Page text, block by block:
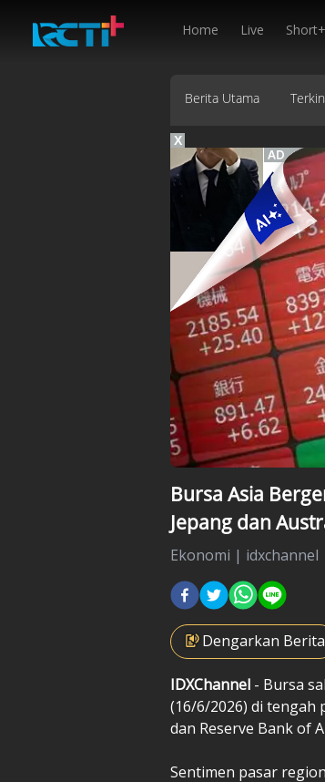
Home Live Short+
Berita Utama
Bursa Asia
Jepang dan
Ekonomi | idxchannel
Dengarkan Berita
IDXChannel - Bursa
(16/6/2026) di tengah
dan Reserve Bank of
Sentimen pasar
X